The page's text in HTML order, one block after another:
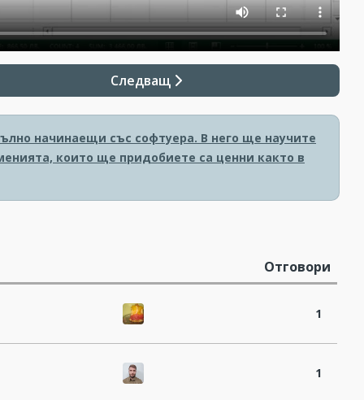
Следващ
начинаещи със софтуера. В него ще научите
които ще придобиете са ценни както в
Отговори
1
1